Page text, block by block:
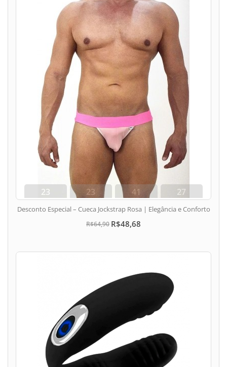
23
dias
23
hora
41
min
26
seg
Desconto Especial – Cueca Jockstrap Rosa | Elegância e Conforto
R$64,90 R$48,68